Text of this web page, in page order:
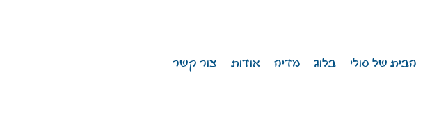
הבית של סולי בלוג מדיה אודות צור קשר